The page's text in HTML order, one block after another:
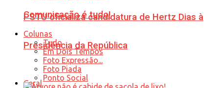
PSTU oficializa candidatura de Hertz Dias à
Presidência da República
Geral
Comunicação é tudo!
Colunas
Tudo
Em Dois Tempos
Foto Expressão...
Foto Piada
Ponto Social